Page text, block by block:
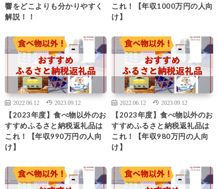
響をどこよりも分かりやすく
解説！！
これ！【年収1000万円の人向
け】
2022.06.12 2023.09.12
【2023年度】食べ物以外のお
すすめふるさと納税返礼品は
これ！【年収990万円の人向
け】
2022.06.12 2023.09.12
【2023年度】食べ物以外のお
すすめふるさと納税返礼品は
これ！【年収980万円の人向
け】